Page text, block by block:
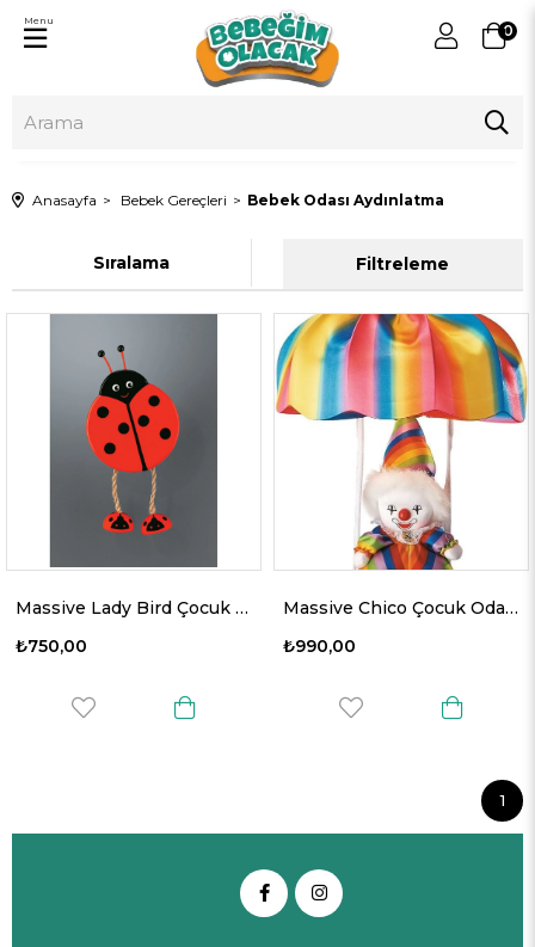
0
Menu
Anasayfa Bebek Gereçleri Bebek Odası Aydınlatma
Filtreleme
Sıralama
Massive Lady Bird Çocuk Odası Aplik
₺750,00
Massive Chico Çocuk Odası Sarkıt
₺990,00
1